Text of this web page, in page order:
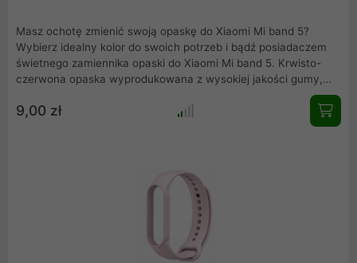
Masz ochotę zmienić swoją opaskę do Xiaomi Mi band 5?
Wybierz idealny kolor do swoich potrzeb i bądź posiadaczem
świetnego zamiennika opaski do Xiaomi Mi band 5. Krwisto-
czerwona opaska wyprodukowana z wysokiej jakości gumy,
użytkowaniu. Elegancka, łatwa w montażu i idealnie
9,00 zł